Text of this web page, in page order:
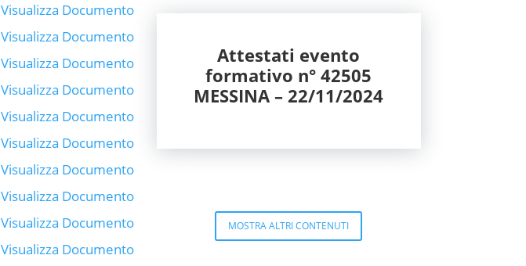
Visualizza Documento
Visualizza Documento
Visualizza Documento
Visualizza Documento
Visualizza Documento
Visualizza Documento
Visualizza Documento
Visualizza Documento
Visualizza Documento
Visualizza Documento
Attestati evento
formativo n° 42505
MESSINA – 22/11/2024
MOSTRA ALTRI CONTENUTI